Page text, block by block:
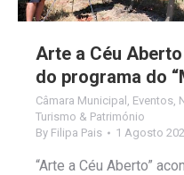
Arte a Céu
do programa do
Câmara Municipal Eventos
Turismo & Património
By Filipa Pais 1 Agosto
“Arte a Céu Aberto”